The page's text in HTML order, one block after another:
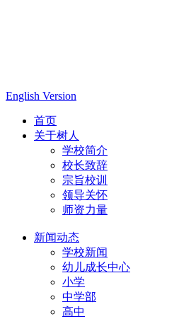
English Version
首页
关于树人
学校简介
校长致辞
宗旨校训
领导关怀
师资力量
新闻动态
学校新闻
幼儿成长中心
小学
中学部
高中